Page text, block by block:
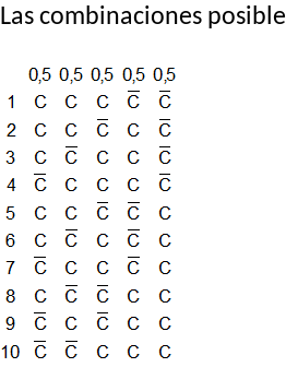
Las combinaciones